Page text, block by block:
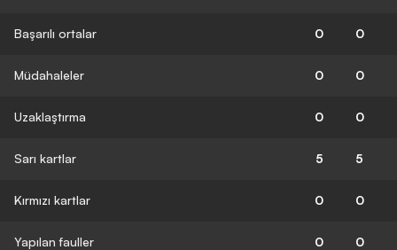
Başarılı ortalar 0 0
Müdahaleler 0 0
Uzaklaştırma 0 0
Sarı kartlar 5 5
Kırmızı kartlar 0 0
Yapılan fauller 0 0